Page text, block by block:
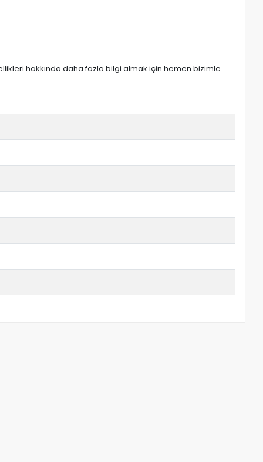
hakkında daha fazla bilgi almak için hemen bizimle